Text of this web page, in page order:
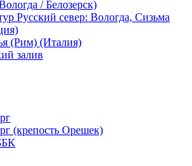
/ Белозерск)
Русский север: Вологда, Сизьма
(Рим) (Италия)
залив
(крепость Орешек)